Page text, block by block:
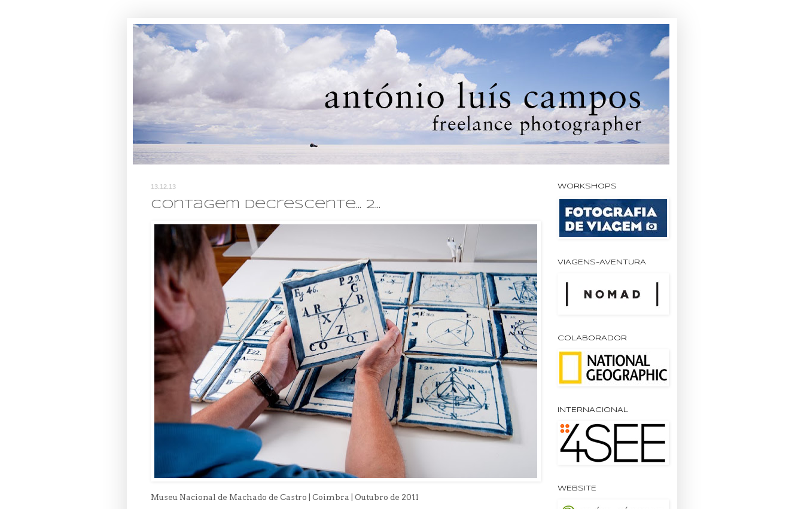
13.12.13
Contagem decrescente... 2...
Museu Nacional de Machado de Castro | Coimbra | Outubro de 2011
WORKSHOPS
VIAGENS-AVENTURA
COLABORADOR
INTERNACIONAL
WEBSITE